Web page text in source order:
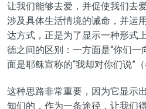
让我们能够去爱，并促使我们去
涉及具体生活情境的诫命，并运用
达方式，正是为了显示一种形式
德之间的区别：一方面是“你们一
面是耶稣宣称的“我却对你们说”
这种思路非常重要，因为它显示
知们的 ，作为一条途径，让我们